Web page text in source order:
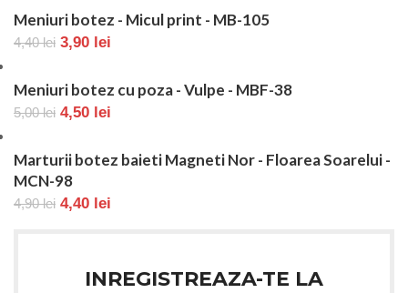
Meniuri botez - Micul print - MB-105
4,40lei 3,90 lei
Meniuri botez cu poza - Vulpe - MBF-38
5,00lei 4,50 lei
Marturii botez baieti Magneti Nor - Floarea Soarelui -
MCN-98
4,90lei 4,40 lei
INREGISTREAZA-TE LA